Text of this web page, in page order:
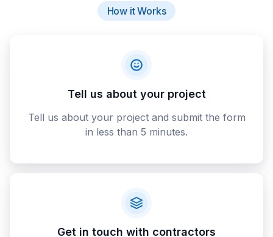
How it Works
Tell us about your project
Tell us about your project and submit the form
in less than 5 minutes.
Get in touch with contractors